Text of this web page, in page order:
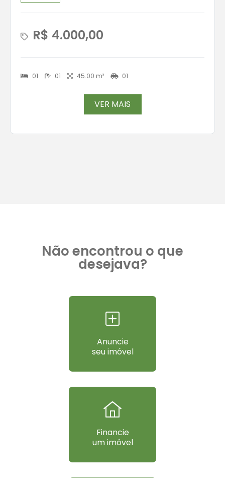
R$ 4.000,00
01 01 45.00 m² 01
VER MAIS
Não encontrou o que
desejava?
Anuncie
seu imóvel
Financie
um imóvel